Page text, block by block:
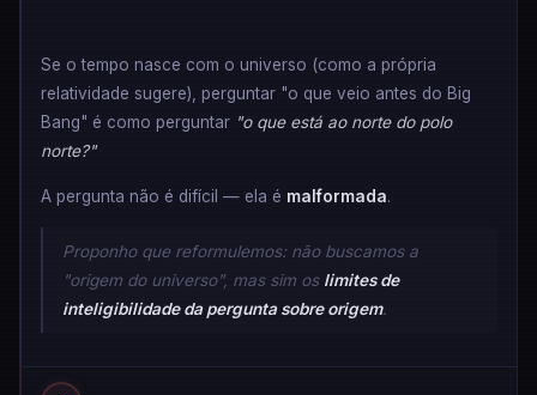
Se o tempo nasce com o universo (como a própria
relatividade sugere), perguntar "o que veio antes do Big
Bang" é como perguntar "o que está ao norte do polo
norte?"
A pergunta não é difícil — ela é malformada.
Proponho que reformulemos: não buscamos a
"origem do universo", mas sim os limites de
inteligibilidade da pergunta sobre origem.